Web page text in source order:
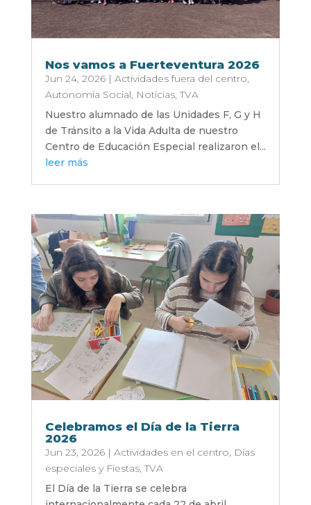
Nos vamos a Fuerteventura 2026
Jun 24, 2026| Actividades fuera del centro,
Autonomía Social, Noticias,TVA
Nuestro alumnado de las Unidades F, G y H
de Tránsito a la Vida Adulta de nuestro
Centro de Educación Especial realizaron el...
leer más
Celebramos el Día de la Tierra
2026
Jun 23, 2026| Actividades en el centro, Días
especiales y Fiestas,TVA
El Día de la Tierra se celebra